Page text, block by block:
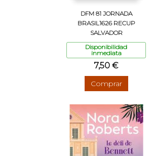
DFM 81 JORNADA
BRASIL1626 RECUP
SALVADOR
Disponibilidad
inmediata
7,50 €
Comprar